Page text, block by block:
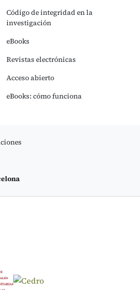
Código de integridad en la
investigación
eBooks
Revistas electrónicas
Acceso abierto
eBooks: cómo funciona